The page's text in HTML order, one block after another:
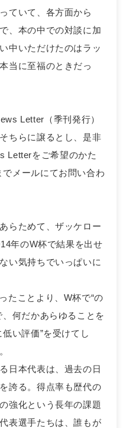
ていて、各方面から
、本の中での対談に加
中いただけたのはラッ
当に至福のときだっ
Letter（季刊発行）
ちらに譲るとし、是非
Letterをご希望のかた
メールにてお問い合わ
らためて、ザッケロー
年のW杯で結果を出せ
い気持ちでいっぱいに
たことより、W杯で“の
何だかあらゆることを
い評価”を受けてし
日本代表は、過去の日
誇る。得点率も歴代の
強化という長年の課題
表選手たちは、誰もが